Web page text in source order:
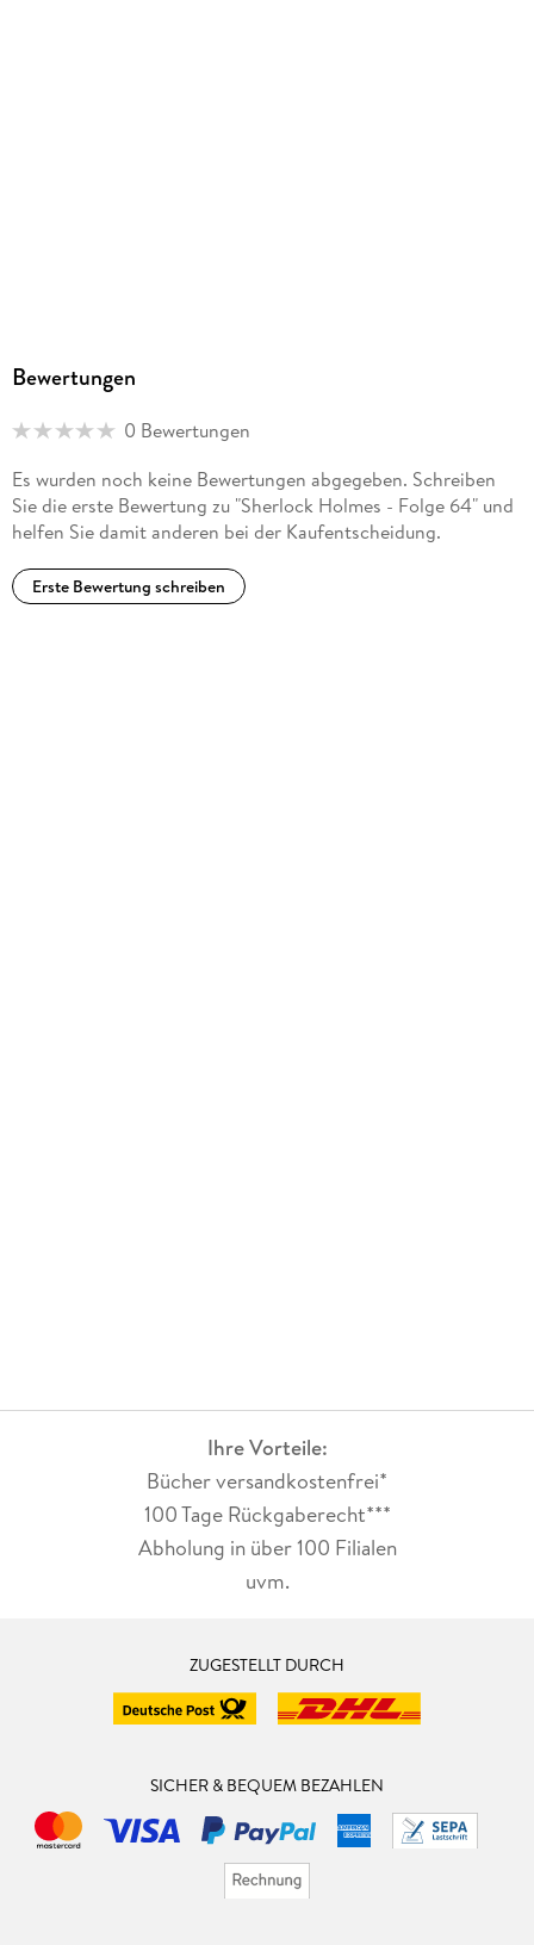
Bewertungen
0 Bewertungen
Es wurden noch keine Bewertungen abgegeben. Schreiben
Sie die erste Bewertung zu "Sherlock Holmes - Folge 64" und
helfen Sie damit anderen bei der Kaufentscheidung.
Erste Bewertung schreiben
Ihre Vorteile:
Bücher versandkostenfrei*
100 Tage Rückgaberecht***
Abholung in über 100 Filialen
uvm.
ZUGESTELLT DURCH
SICHER & BEQUEM BEZAHLEN